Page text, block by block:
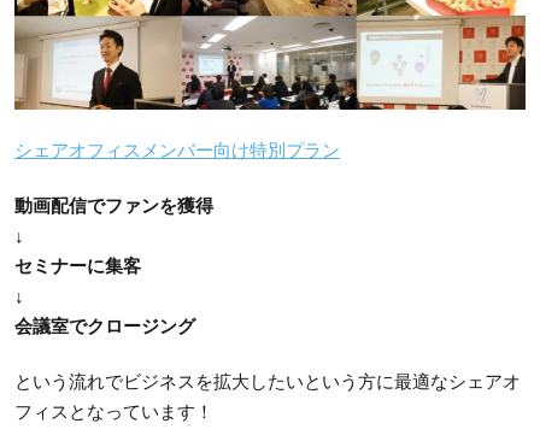
シェアオフィスメンバー向け特別プラン
動画配信でファンを獲得
↓
セミナーに集客
↓
会議室でクロージング
という流れでビジネスを拡大したいという方に最適なシェアオ
フィスとなっています！